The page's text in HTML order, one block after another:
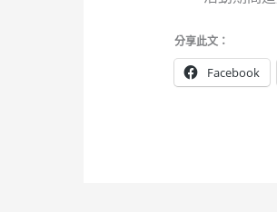
分享此文：
Facebook